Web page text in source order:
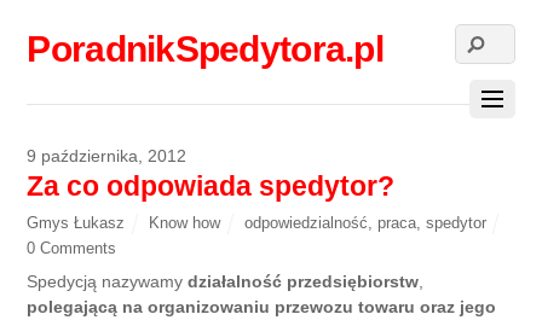
PoradnikSpedytora.pl
9 października, 2012
Za co odpowiada spedytor?
Gmys Łukasz Know how odpowiedzialność praca, spedytor
0 Comments
Spedycją nazywamydziałalność przedsiębiorstw
polegającą na organizowaniu przewozu towaru oraz jego